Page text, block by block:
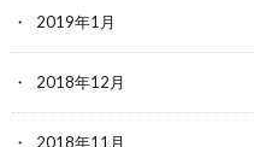
2019年1月
2018年12月
2018年11月